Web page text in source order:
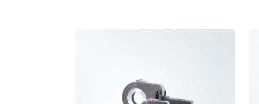
Ống OD bao gồm: